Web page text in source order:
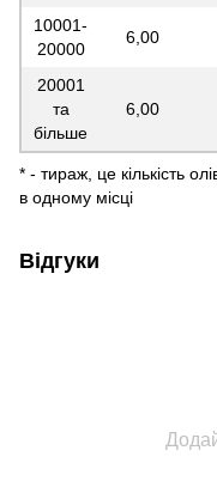
10001-
20000
6,00
20001
та
більше
6,00
* - тираж, це кількість
в одному місці
Відгуки